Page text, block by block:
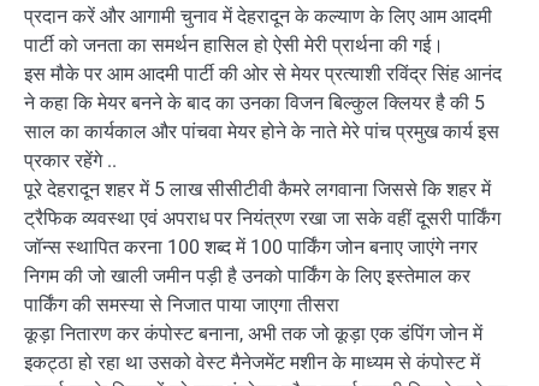
प्रदान करें और आगामी चुनाव में देहरादून के कल्याण के लिए आम आदमी
पार्टी को जनता का समर्थन हासिल हो ऐसी मेरी प्रार्थना की गई।
इस मौके पर आम आदमी पार्टी की ओर से मेयर प्रत्याशी रविंद्र सिंह आनंद
ने कहा कि मेयर बनने के बाद का उनका विजन बिल्कुल क्लियर है की 5
साल का कार्यकाल और पांचवा मेयर होने के नाते मेरे पांच प्रमुख कार्य इस
प्रकार रहेंगे ..
पूरे देहरादून शहर में 5 लाख सीसीटीवी कैमरे लगवाना जिससे कि शहर में
ट्रैफिक व्यवस्था एवं अपराध पर नियंत्रण रखा जा सके वहीं दूसरी पार्किंग
जॉन्स स्थापित करना 100 शब्द में 100 पार्किंग जोन बनाए जाएंगे नगर
निगम की जो खाली जमीन पड़ी है उनको पार्किंग के लिए इस्तेमाल कर
पार्किंग की समस्या से निजात पाया जाएगा तीसरा
कूड़ा नितारण कर कंपोस्ट बनाना, अभी तक जो कूड़ा एक डंपिंग जोन में
इकट्ठा हो रहा था उसको वेस्ट मैनेजमेंट मशीन के माध्यम से कंपोस्ट में